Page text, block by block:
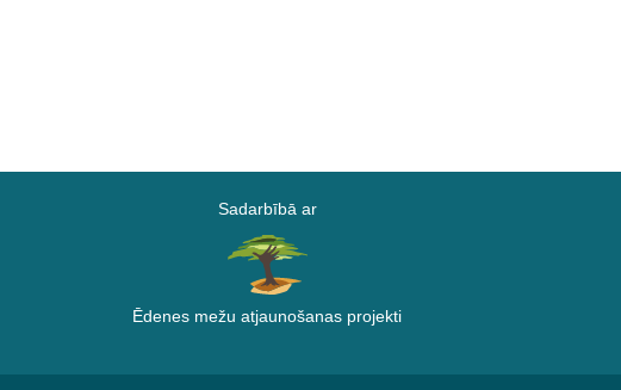
Sadarbībā ar
Ēdenes mežu atjaunošanas projekti